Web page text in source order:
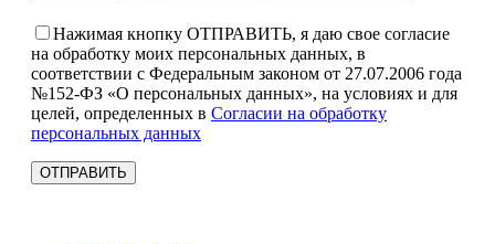
Нажимая кнопку ОТПРАВИТЬ, я даю свое согласие
на обработку моих персональных данных, в
соответствии с Федеральным законом от 27.07.2006 года
№152-ФЗ «О персональных данных», на условиях и для
целей, определенных в Согласии на обработку
персональных данных